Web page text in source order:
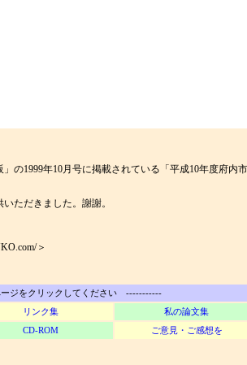
1999年10月号に掲載されている「平成10年度府内
ただきました。謝謝。
＞
ジをクリックしてください -----------
リンク集 私の論文集
CD-ROM ご意見・ご感想を